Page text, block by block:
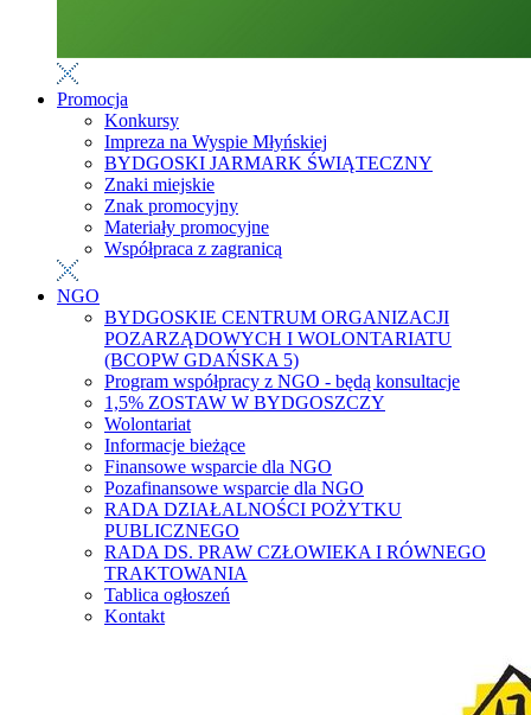
Promocja
Konkursy
Impreza na Wyspie Młyńskiej
BYDGOSKI JARMARK ŚWIĄTECZNY
Znaki miejskie
Znak promocyjny
Materiały promocyjne
Współpraca z zagranicą
NGO
BYDGOSKIE CENTRUM ORGANIZACJI
POZARZĄDOWYCH I WOLONTARIATU
(BCOPW GDAŃSKA 5)
Program współpracy z NGO - będą konsultacje
1,5% ZOSTAW W BYDGOSZCZY
Wolontariat
Informacje bieżące
Finansowe wsparcie dla NGO
Pozafinansowe wsparcie dla NGO
RADA DZIAŁALNOŚCI POŻYTKU
PUBLICZNEGO
RADA DS. PRAW CZŁOWIEKA I RÓWNEGO
TRAKTOWANIA
Tablica ogłoszeń
Kontakt